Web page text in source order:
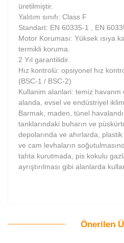
üretilmiştir.
Yalıtım sınıfı: Class F
Standart: EN 60335-1 , EN
Motor Koruması: Yüksek ısıya
termikli koruma.
2 Yıl garantilidir.
Hız kontrolü: opsiyonel hız
(BSC-1 / BSC-2)
Kullanim alanlari: temiz
alanda, evsel ve endüstriyel
Barmak, maden, tünel
tanklarındaki buharın ve
depolarında ve ahırlarda,
ve cam levhaların
tahta kurutmada, pis kokulu
ayrıştırılması gibi alanlarda
Önerilen